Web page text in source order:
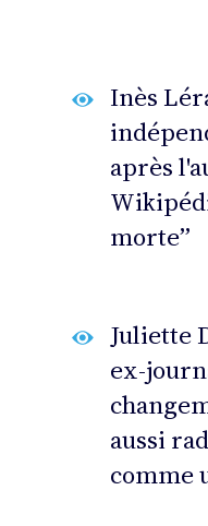
Inès
après
morte”
Juliette
ex-
aussi
comme